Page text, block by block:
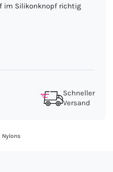
im Silikonknopf richtig
Schneller
Versand
Nylons